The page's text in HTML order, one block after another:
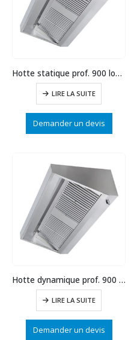
Hotte statique prof. 900 long.3000
LIRE LA SUITE
Demander un devis
Hotte dynamique prof. 900 long. 2500
LIRE LA SUITE
Demander un devis